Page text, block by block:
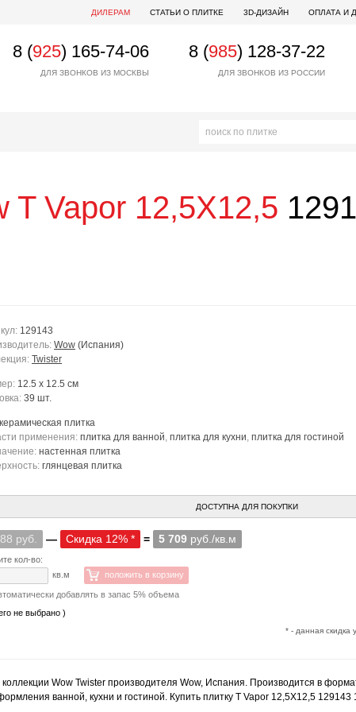
ДИЛЕРАМ СТАТЬИ О ПЛИТКЕ 3D-ДИЗАЙН ОПЛАТА И
8 (925) 165-74-06
ДЛЯ ЗВОНКОВ ИЗ МОСКВЫ
8 (985) 128-37-22
ДЛЯ ЗВОНКОВ ИЗ РОССИИ
T Vapor 12,5X12,5
129143
Wow (Испания)
Twister
12.5 x 12.5 см
39 шт.
керамическая плитка
применения: плитка для ванной, плитка для кухни, плитка для гостиной
настенная плитка
глянцевая плитка
ДОСТУПНА ДЛЯ ПОКУПКИ
руб. — Скидка 12% * = 5 709 руб./кв.м
кол-во:
кв.м
положить в корзину
добавлять в запас 5% объема
не выбрано )
* - данная скидка
Wow Twister производителя Wow, Испания. Производится в
ванной, кухни и гостиной. Купить плитку T Vapor 12,5X12,5